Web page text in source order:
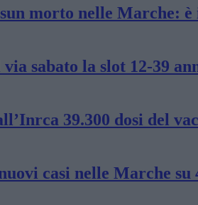
morto nelle Marche:
sabato la slot 12-39
39.300 dosi del
casi nelle Marche